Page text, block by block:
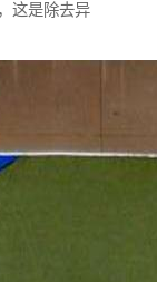
这是除去异